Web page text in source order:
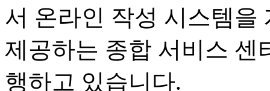
서 온라인 작성 시스템을
제공하는 종합 서비스 센
행하고 있습니다.